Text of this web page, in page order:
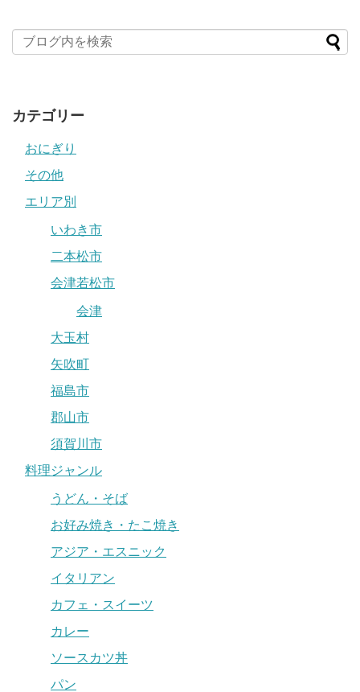
カテゴリー
おにぎり
その他
エリア別
いわき市
二本松市
会津若松市
会津
大玉村
矢吹町
福島市
郡山市
須賀川市
料理ジャンル
うどん・そば
お好み焼き・たこ焼き
アジア・エスニック
イタリアン
カフェ・スイーツ
カレー
ソースカツ丼
パン